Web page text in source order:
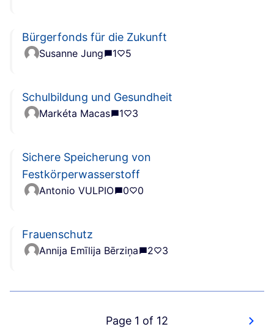
Bürgerfonds für die Zukunft
Susanne Jung 1 5
Schulbildung und Gesundheit
Markéta Macas 1 3
Sichere Speicherung von
Festkörperwasserstoff
Antonio VULPIO 0 0
Frauenschutz
Annija Emīlija Bērziņa 2 3
Page 1 of 12